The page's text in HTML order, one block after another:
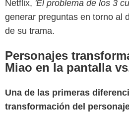
Netflix, 'El problema de los 3
generar preguntas en torno al
de su trama.
Personajes
Miao en la pantalla
Una de las primeras
transformación del
Netflix